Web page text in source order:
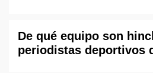
De qué equipo son
periodistas deportivos